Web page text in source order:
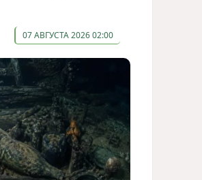
07 АВГУСТА 2026 02:00